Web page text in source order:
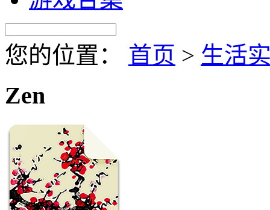
您的位置： 首页 > 生活
Zen